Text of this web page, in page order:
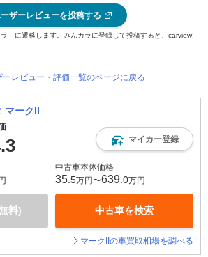
ザーレビューを投稿する
」に遷移します。みんカラに登録して投稿すると、carview!
ーレビュー・評価一覧のページに戻る
マークII
マイカー登録
料)
中古車本体価格
35 .5万円〜639 .0万円
中古車を検索
マークIIの車買取相場を調べる